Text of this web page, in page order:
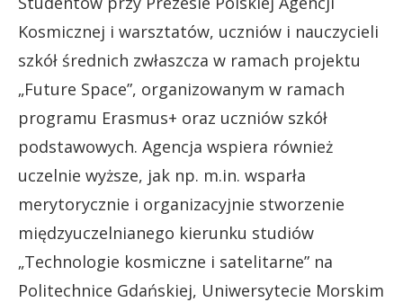
Kosmicznej i warsztatów, uczniów i nauczycieli
szkół średnich zwłaszcza w ramach projektu
„Future Space”, organizowanym w ramach
programu Erasmus+ oraz uczniów szkół
podstawowych. Agencja wspiera również
uczelnie wyższe, jak np. m.in. wsparła
merytorycznie i organizacyjnie stworzenie
międzyuczelnianego kierunku studiów
„Technologie kosmiczne i satelitarne” na
Politechnice Gdańskiej, Uniwersytecie Morskim